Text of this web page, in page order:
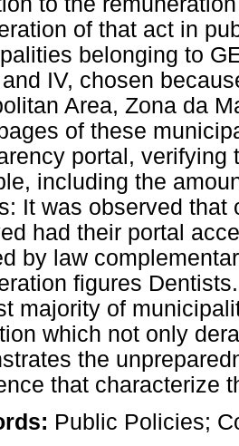
of that act in
belonging to
IV, chosen
Area, Zona da
of these
portal, verifying
including the
It was observed
had their portal
by law
figures
majority of
which not only
the
that characterize
Public Policies;